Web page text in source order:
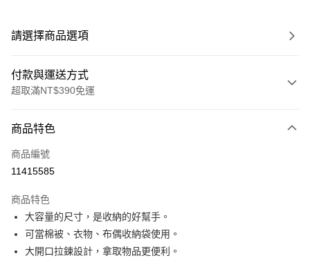
請選擇商品選項
付款與運送方式
超取滿NT$390免運
POYA支付
信用卡一次付款
LINE Pay
Apple Pay
商品特色
商品編號
11415585
商品特色
大容量的尺寸，是收納的好幫手。
可當棉被、衣物、布偶收納袋使用。
大開口拉鍊設計，拿取物品更便利。